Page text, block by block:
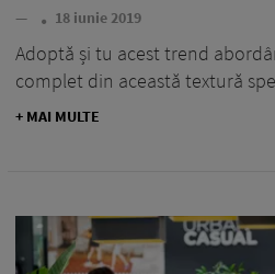
— 18 iunie 2019
Adoptă și tu acest trend
complet din această textură
+ MAI MULTE